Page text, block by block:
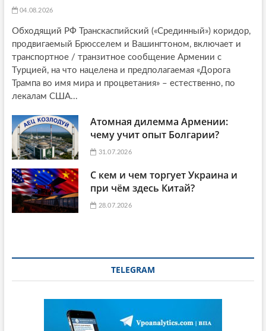
04.08.2026
Обходящий РФ Транскаспийский («Срединный») коридор,
продвигаемый Брюсселем и Вашингтоном, включает и
транспортное / транзитное сообщение Армении с
Турцией, на что нацелена и предполагаемая «Дорога
Трампа во имя мира и процветания» – естественно, по
лекалам США...
Атомная дилемма Армении:
чему учит опыт Болгарии?
31.07.2026
С кем и чем торгует Украина и
при чём здесь Китай?
28.07.2026
TELEGRAM